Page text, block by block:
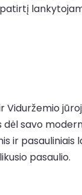
Viduržemio
savo
ir
pasaulio.